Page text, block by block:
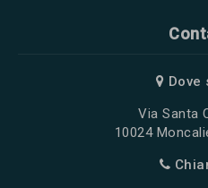
Dove
Via Santa
10024